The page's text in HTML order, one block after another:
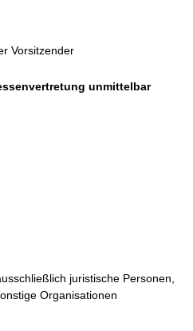
Vorsitzender
unmittelbar
juristische Personen,
Organisationen